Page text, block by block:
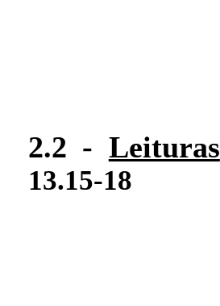
2.2 - Leituras
13.15-18